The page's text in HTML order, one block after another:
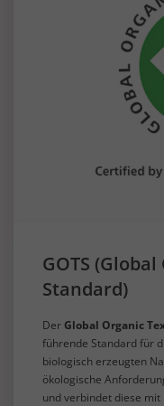
GOTS
Standard)
Der Global Organic
führende Standard für
biologisch erzeugten
ökologische
und verbindet diese